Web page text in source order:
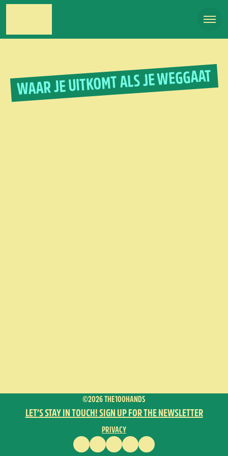
WAAR JE UITKOMT ALS JE WEGGAAT
©2026 THE100HANDS
LET’S STAY IN TOUCH! SIGN UP FOR THE NEWSLETTER
PRIVACY
FACEBOOKINSTAGRAM
VIMEOYOUTUBEENGLISH